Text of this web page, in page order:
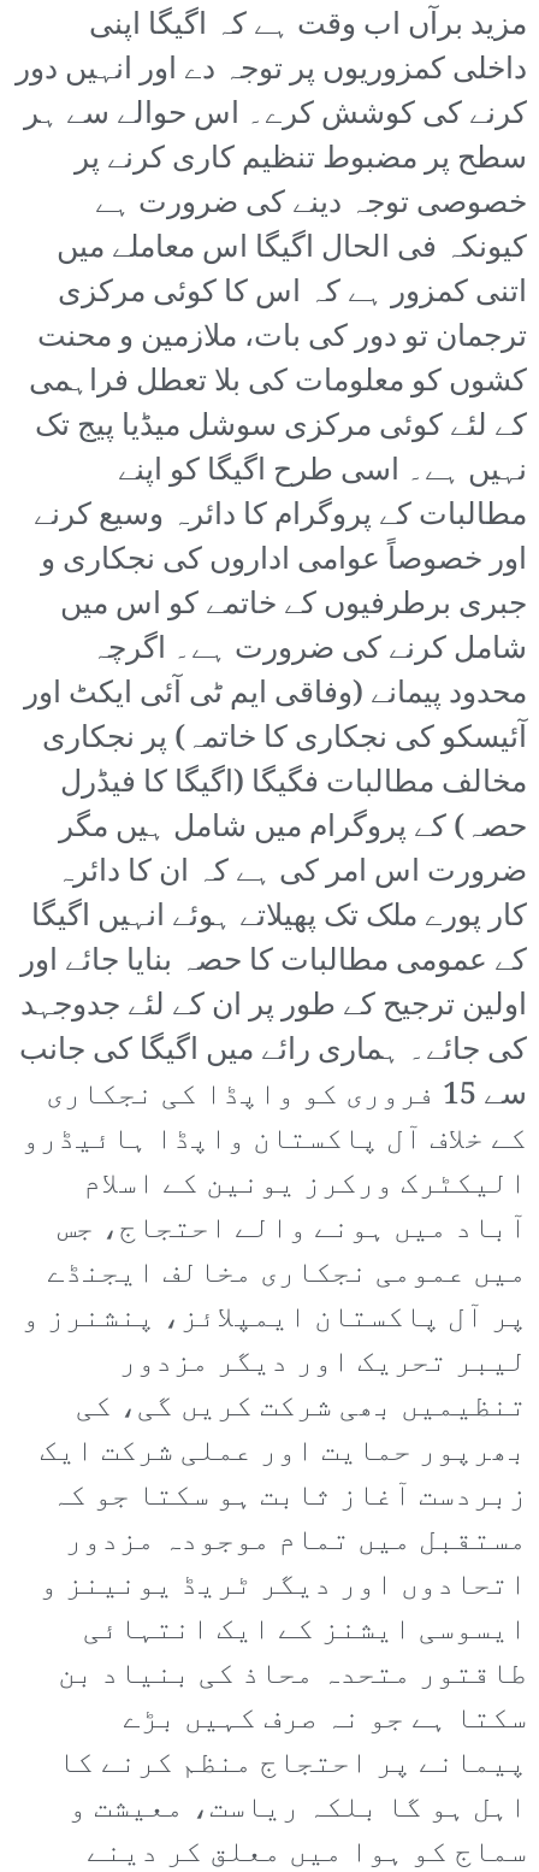
مزید برآں اب وقت ہے کہ اگیگا اپنی
داخلی کمزوریوں پر توجہ دے اور انہیں دور
کرنے کی کوشش کرے۔ اس حوالے سے ہر
سطح پر مضبوط تنظیم کاری کرنے پر
خصوصی توجہ دینے کی ضرورت ہے
کیونکہ فی الحال اگیگا اس معاملے میں
اتنی کمزور ہے کہ اس کا کوئی مرکزی
ترجمان تو دور کی بات، ملازمین و محنت
کشوں کو معلومات کی بلا تعطل فراہمی
کے لئے کوئی مرکزی سوشل میڈیا پیج تک
نہیں ہے۔ اسی طرح اگیگا کو اپنے
مطالبات کے پروگرام کا دائرہ وسیع کرنے
اور خصوصاً عوامی اداروں کی نجکاری و
جبری برطرفیوں کے خاتمے کو اس میں
شامل کرنے کی ضرورت ہے۔ اگرچہ
محدود پیمانے (وفاقی ایم ٹی آئی ایکٹ اور
آئیسکو کی نجکاری کا خاتمہ) پر نجکاری
مخالف مطالبات فگیگا (اگیگا کا فیڈرل
حصہ) کے پروگرام میں شامل ہیں مگر
ضرورت اس امر کی ہے کہ ان کا دائرہ
کار پورے ملک تک پھیلاتے ہوئے انہیں اگیگا
کے عمومی مطالبات کا حصہ بنایا جائے اور
اولین ترجیح کے طور پر ان کے لئے جدوجہد
کی جائے۔ ہماری رائے میں اگیگا کی جانب
سے 15 فروری کو واپڈا کی نجکاری
کے خلاف آل پاکستان واپڈا ہائیڈرو
الیکٹرک ورکرز یونین کے اسلام
آباد میں ہونے والے احتجاج، جس
میں عمومی نجکاری مخالف ایجنڈے
پر آل پاکستان ایمپلائز، پنشنرز و
لیبر تحریک اور دیگر مزدور
تنظیمیں بھی شرکت کریں گی، کی
بھرپور حمایت اور عملی شرکت ایک
زبردست آغاز ثابت ہو سکتا جو کہ
مستقبل میں تمام موجودہ مزدور
اتحادوں اور دیگر ٹریڈ یونینز و
ایسوسی ایشنز کے ایک انتہائی
طاقتور متحدہ محاذ کی بنیاد بن
سکتا ہے جو نہ صرف کہیں بڑے
پیمانے پر احتجاج منظم کرنے کا
اہل ہو گا بلکہ ریاست، معیشت و
سماج کو ہوا میں معلق کر دینے